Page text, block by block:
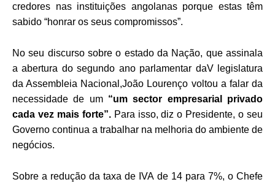
credores nas instituições angolanas porque estas têm
sabido “honrar os seus compromissos”.
No seu discurso sobre o estado da Nação, que assinala
a abertura do segundo ano parlamentar daV legislatura
da Assembleia Nacional,João Lourenço voltou a falar da
necessidade de um“um sector empresarial privado
cada vez mais forte”.Para isso, diz o Presidente, o seu
Governo continua a trabalhar na melhoria do ambiente de
negócios.
Sobre a redução da taxa de IVA de 14 para 7%, o Chefe